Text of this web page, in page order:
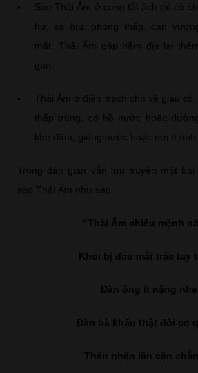
Sao Thái Âm ở cung tật ách thì có
hư, sa bìu, phong thấp, can
mắt. Thái Âm gặp hãm địa lại
gan.
Thái Âm ở điền trạch chủ về giàu
thấp trũng, có hồ nước hoặc
khe đầm, giếng nước hoặc nơi ít ánh
Trong dân gian vẫn lưu truyền một bài
sao Thái Âm như sau:
“Thái Âm chiếu mệnh
Khỏi bị đau mắt trặc tay
Đàn ông ít nặng
Đàn bà khẩu thật đôi co
Thân nhân lân cận